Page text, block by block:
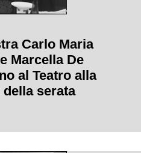
Carlo Maria
Marcella De
al Teatro alla
serata
Wally", di Alfredo